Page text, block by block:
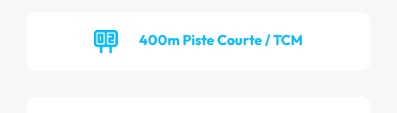
400m Piste Courte / TCM